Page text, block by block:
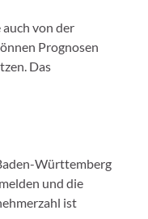
von der
Prognosen
Das
Württemberg
und die
ist